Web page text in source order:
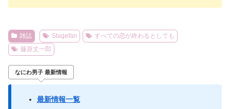
雑誌 Stagefan
すべての恋が終わるとしても
藤原丈一郎
なにわ男子 最新情報
最新情報一覧